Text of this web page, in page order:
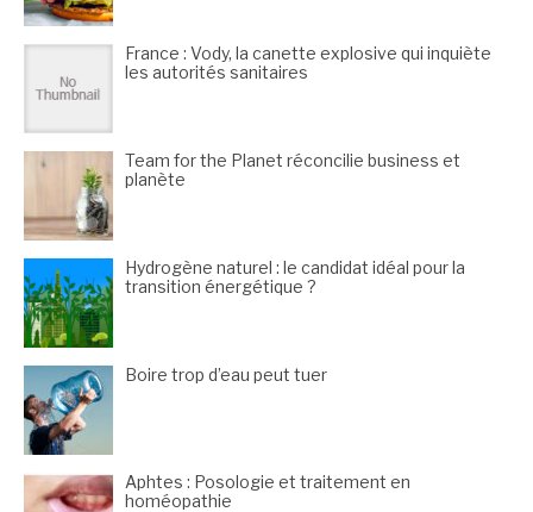
France : Vody, la canette explosive qui inquiète
les autorités sanitaires
Team for the Planet réconcilie business et
planète
Hydrogène naturel : le candidat idéal pour la
transition énergétique ?
Boire trop d’eau peut tuer
Aphtes : Posologie et traitement en
homéopathie